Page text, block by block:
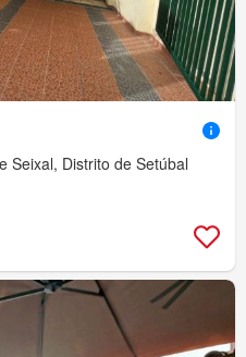
Seixal, Distrito de Setúbal